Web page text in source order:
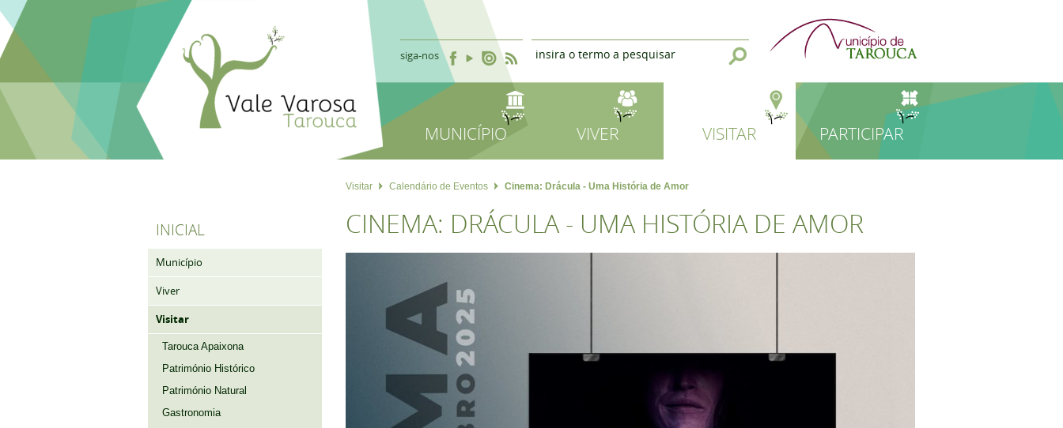
siga-nos
MUNICÍPIO VIVER VISITAR PARTICIPAR
INICIAL
Município
Viver
Visitar
Tarouca Apaixona
Património Histórico
Património Natural
Gastronomia
Visitar Calendário de Eventos Cinema: Drácula - Uma História de Amor
CINEMA: DRÁCULA - UMA HISTÓRIA DE AMOR